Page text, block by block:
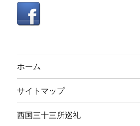
ホーム
サイトマップ
西国三十三所巡礼